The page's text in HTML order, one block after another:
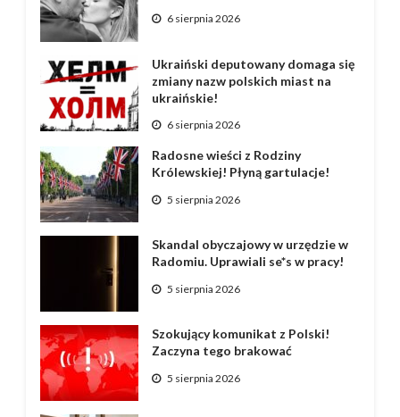
6 sierpnia 2026
Ukraiński deputowany domaga się
zmiany nazw polskich miast na
ukraińskie!
6 sierpnia 2026
Radosne wieści z Rodziny
Królewskiej! Płyną gartulacje!
5 sierpnia 2026
Skandal obyczajowy w urzędzie w
Radomiu. Uprawiali se*s w pracy!
5 sierpnia 2026
Szokujący komunikat z Polski!
Zaczyna tego brakować
5 sierpnia 2026